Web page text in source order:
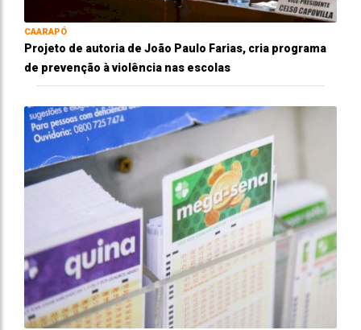
CAARAPÓ
Projeto de autoria de João Paulo Farias, cria programa
de prevenção à violência nas escolas